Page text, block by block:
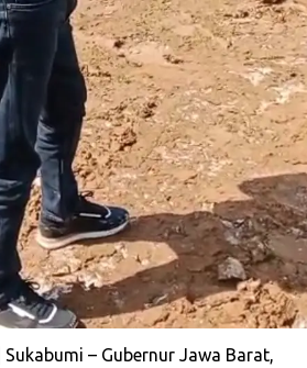
| Sukabumi – Gubernur Jawa Barat,